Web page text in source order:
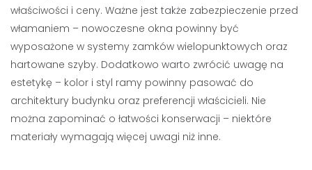
właściwości i ceny. Ważne jest także zabezpieczenie przed
włamaniem – nowoczesne okna powinny być
wyposażone w systemy zamków wielopunktowych oraz
hartowane szyby. Dodatkowo warto zwrócić uwagę na
estetykę – kolor i styl ramy powinny pasować do
architektury budynku oraz preferencji właścicieli. Nie
można zapominać o łatwości konserwacji – niektóre
materiały wymagają więcej uwagi niż inne.